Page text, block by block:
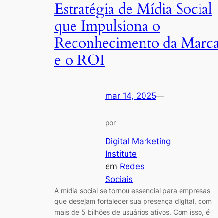
Estratégia de Mídia Social
que Impulsiona o
Reconhecimento da
e o ROI
mar 14, 2025—
por
Digital Marketing
Institute
em Redes
Sociais
A mídia social se tornou essencial para empresas
que desejam fortalecer sua presença digital, com
mais de 5 bilhões de usuários ativos. Com isso, é